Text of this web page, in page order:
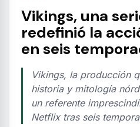
Vikings, una
redefinió la
en seis
Vikings, la producción
historia y mitología
un referente
Netflix tras seis